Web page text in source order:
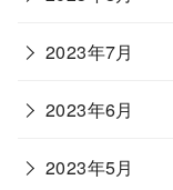
2023年7月
2023年6月
2023年5月